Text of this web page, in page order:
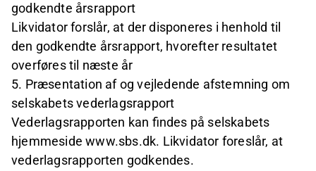
godkendte årsrapport
Likvidator forslår, at der disponeres i henhold til
den godkendte årsrapport, hvorefter resultatet
overføres til næste år
5. Præsentation af og vejledende afstemning om
selskabets vederlagsrapport
Vederlagsrapporten kan findes på selskabets
hjemmeside www.sbs.dk. Likvidator foreslår, at
vederlagsrapporten godkendes.